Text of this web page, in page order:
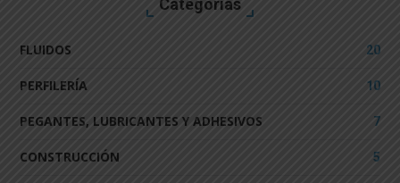
Categorías
FLUIDOS 20
PERFILERÍA 10
PEGANTES, LUBRICANTES Y ADHESIVOS 7
CONSTRUCCIÓN 5